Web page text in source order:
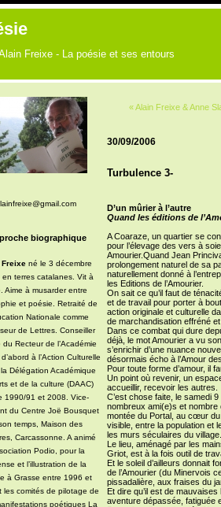
Freixe - La poésie et ses entours
biographique
Freixe né le 3 décembre
en terres catalanes. Vit à
Aime à musarder entre
et poésie. Retraité de
Nationale comme
de Lettres. Conseiller
du Recteur de l’Académie
à l’Action Culturelle
Délégation Académique
et de la culture (DAAC)
1990/91 et 2008. Vice-
du Centre Joë Bousquet
temps, Maison des
Carcassonne. A animé
Podio, pour la
et l’illustration de la
à Grasse entre 1996 et
les comités de pilotage de
poétiques La
« Alain Freixe & Anne
30/09/2006
Turbulence 3-
D’un mûrier à l’autre
Quand les éditions de
A Coaraze, un quartier se
pour l’élevage des vers à
Amourier.Quand Jean
prolongement naturel de sa
naturellement donné à
les Editions de l’Amourier.
On sait ce qu’il faut de
et de travail pour porter à
action originale et culturelle
de marchandisation effréné
Dans ce combat qui dure
déjà, le mot Amourier a vu
s’enrichir d’une nuance
désormais écho à l’Amour
Pour toute forme d’amour, il
Un point où revenir, un
accueillir, recevoir les autres.
C’est chose faite, le samedi
nombreux ami(e)s et nombre
montée du Portal, au cœur
visible, entre la population et
les murs séculaires du village.
Le lieu, aménagé par les
Griot, est à la fois outil de
Et le soleil d’ailleurs donnait
de l’Amourier (du Minervois
pissadalière, aux fraises du
Et dire qu’il est de
aventure dépassée, fatiguée